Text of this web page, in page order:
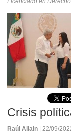
Crisis
Raúl Allain
| 22/09/